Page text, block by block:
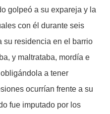
golpeó a su expareja y la
con él durante seis
su residencia en el barrio
y maltrataba, mordía e
a tener
ocurrían frente a su
fue imputado por los